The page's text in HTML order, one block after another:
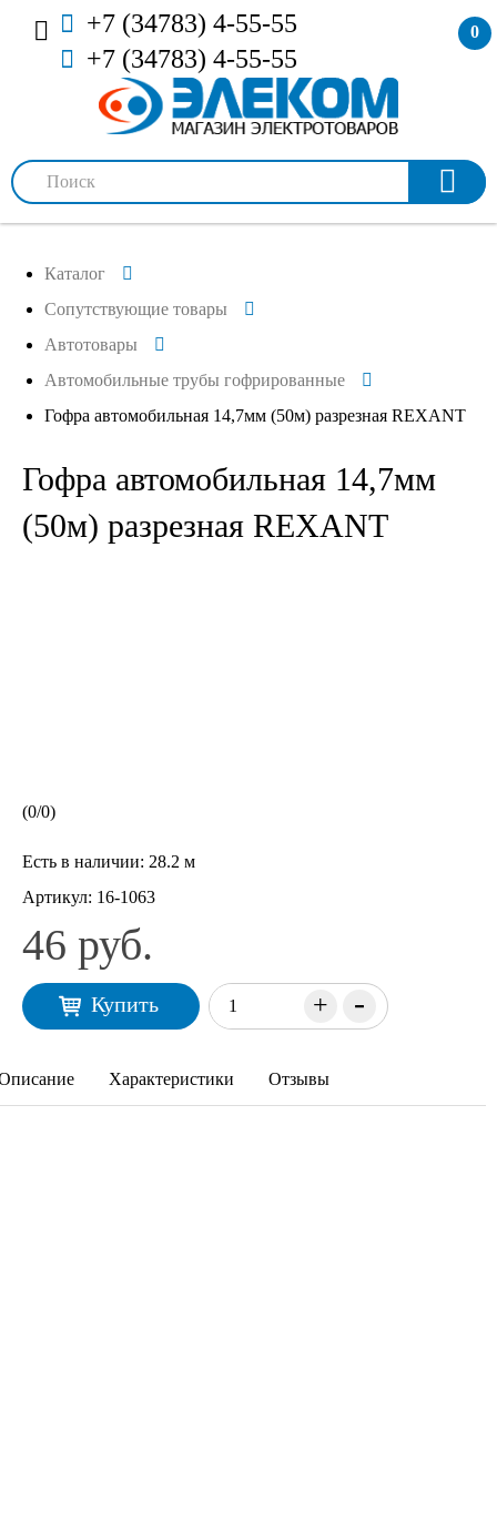
+7 (34783) 4-55-55
+7 (34783) 4-55-55
0
Каталог
Сопутствующие товары
Автотовары
Автомобильные трубы гофрированные
Гофра автомобильная 14,7мм (50м) разрезная REXANT
Гофра автомобильная 14,7мм
(50м) разрезная REXANT
(0/0)
Есть в наличии: 28.2 м
Артикул: 16-1063
46 руб.
+ -
Купить
Характеристики Отзывы